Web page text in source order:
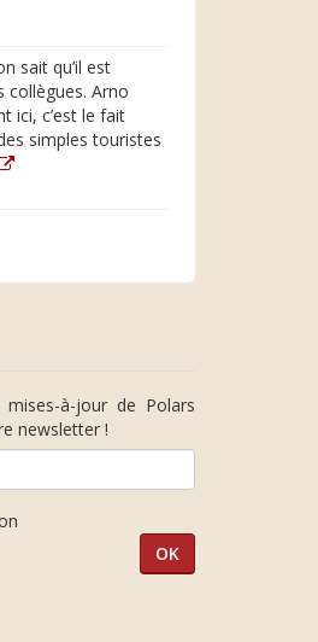
sait qu’il est
collègues. Arno
ici, c’est le fait
simples touristes
à-jour de Polars
newsletter !